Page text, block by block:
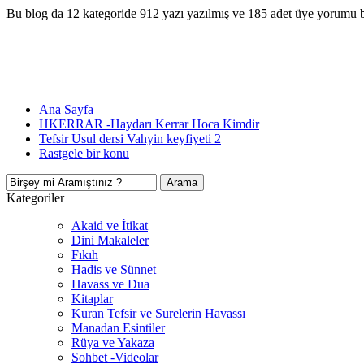
Bu blog da 12 kategoride 912 yazı yazılmış ve 185 adet üye yorumu
Ana Sayfa
HKERRAR -Haydarı Kerrar Hoca Kimdir
Tefsir Usul dersi Vahyin keyfiyeti 2
Rastgele bir konu
Kategoriler
Akaid ve İtikat
Dini Makaleler
Fıkıh
Hadis ve Sünnet
Havass ve Dua
Kitaplar
Kuran Tefsir ve Surelerin Havassı
Manadan Esintiler
Rüya ve Yakaza
Sohbet -Videolar